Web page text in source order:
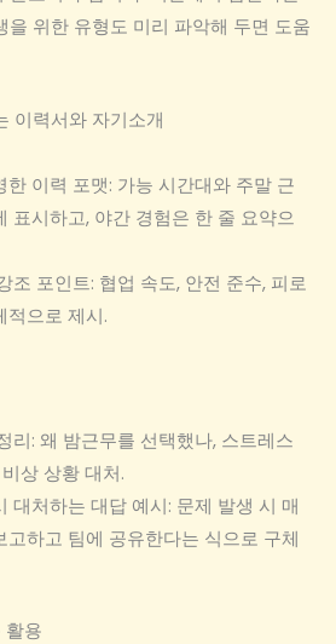
을 위한 유형도 미리 파악해 두면 도움
이력서와 자기소개
한 이력 포맷: 가능 시간대와 주말 근
표시하고, 야간 경험은 한 줄 요약으
조 포인트: 협업 속도, 안전 준수, 피로
적으로 제시.
리: 왜 밤근무를 선택했나, 스트레스
상 상황 대처.
대처하는 대답 예시: 문제 발생 시 매
고하고 팀에 공유한다는 식으로 구체
활용